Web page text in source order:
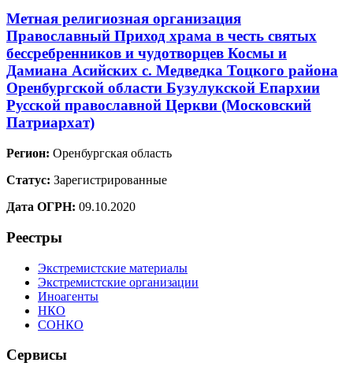
Метная религиозная организация
Православный Приход храма в честь святых
бессребренников и чудотворцев Космы и
Дамиана Асийских с. Медведка Тоцкого района
Оренбургской области Бузулукской Епархии
Русской православной Церкви (Московский
Патриархат)
Регион: Оренбургская область
Статус: Зарегистрированные
Дата ОГРН: 09.10.2020
Реестры
Экстремистские материалы
Экстремистские организации
Иноагенты
НКО
СОНКО
Сервисы